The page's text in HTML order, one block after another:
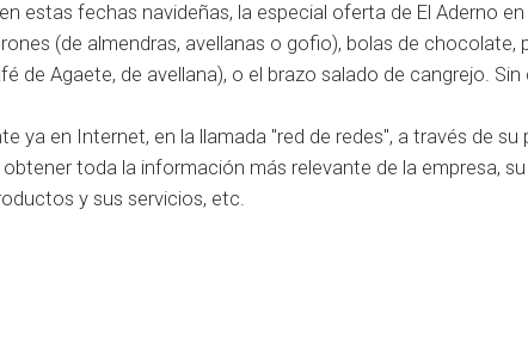
estas fechas navideñas, la especial oferta de El Aderno
(de almendras, avellanas o gofio), bolas de chocolate,
de Agaete, de avellana), o el brazo salado de cangrejo. Sin
ya en Internet, en la llamada "red de redes", a través de su
toda la información más relevante de la empresa,
y sus servicios, etc.